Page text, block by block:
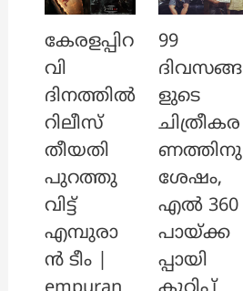
കേരളപ്പിറ
വി
ദിനത്തിൽ
റിലീസ്
തീയതി
പുറത്തു
വിട്ട്
എമ്പുരാ
ൻ ടീം |
99
ദിവസങ്ങ
ളുടെ
ചിത്രീകര
ണത്തിനു
ശേഷം,
എൽ 360
പായ്ക്ക
പ്പായി